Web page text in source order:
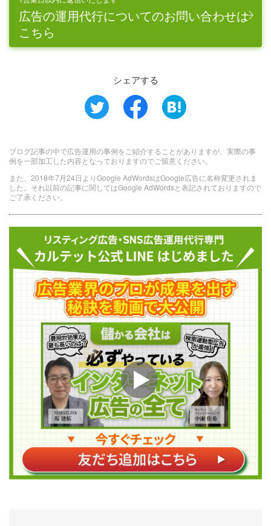
広告の運用代行についてのお問い合わせは
こちら
シェアする
ブログ記事の中で広告運用の事例をご紹介することがありますが、実際の事
例を一部加工した内容となっておりますのでご留意ください。
また、2018年7月24日よりGoogle AdWordsはGoogle広告に名称変更されま
した。それ以前の記事に関してはGoogle AdWordsと表記されておりますので
ご了承ください。